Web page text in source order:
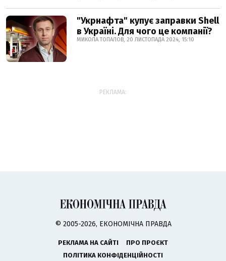
"Укрнафта" купує заправки Shell
в Україні. Для чого це компанії?
МИКОЛА ТОПАЛОВ, 20 ЛИСТОПАДА 2024, 15:10
РЕКЛАМА:
© 2005-2026, ЕКОНОМІЧНА ПРАВДА
РЕКЛАМА НА САЙТІ
ПРО ПРОЄКТ
ПОЛІТИКА КОНФІДЕНЦІЙНОСТІ